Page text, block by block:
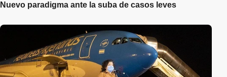
Nuevo paradigma ante la suba de casos leves